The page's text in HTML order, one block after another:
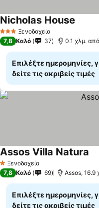
3 ΑστέριαΞενοδοχείο
Nicholas House
7,8 Καλό 37 0.1 χλμ.
Επιλέξτε ημερομηνίες,
δείτε τις ακριβείς τιμές
1 Αστέρια
Ξενοδοχείο
Assos Villa Natura
7,8 Καλό 69 Assos, 16.9
Επιλέξτε ημερομηνίες,
δείτε τις ακριβείς τιμές